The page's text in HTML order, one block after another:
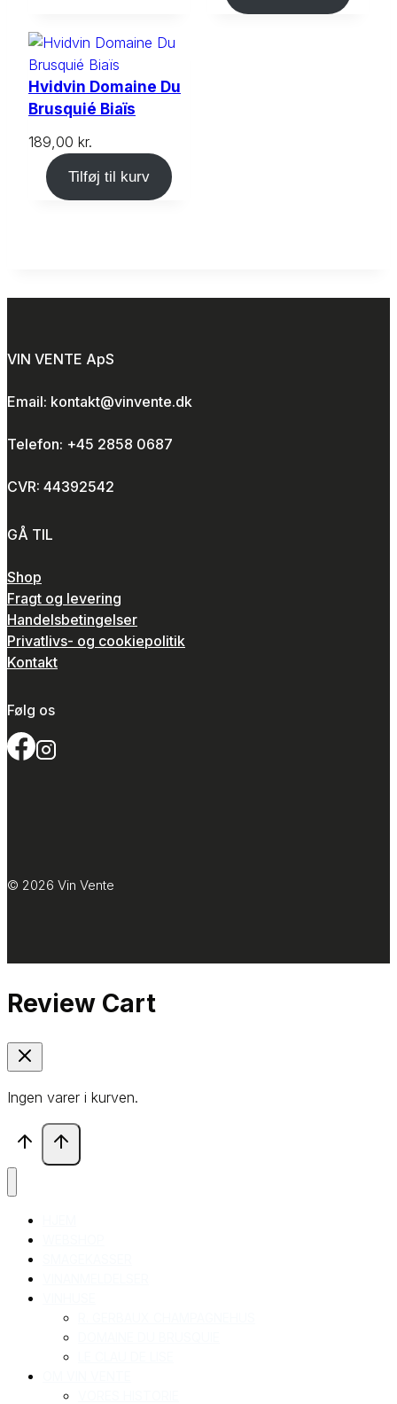
Hvidvin Domaine Du
Brusquié Biaïs
189,00 kr.
Tilføj til kurv
VIN VENTE ApS
Email: kontakt@vinvente.dk
Telefon: +45 2858 0687
CVR: 44392542
GÅ TIL
Shop
Fragt og levering
Handelsbetingelser
Privatlivs- og cookiepolitik
Kontakt
Følg os
© 2026 Vin Vente
Review Cart
Ingen varer i kurven.